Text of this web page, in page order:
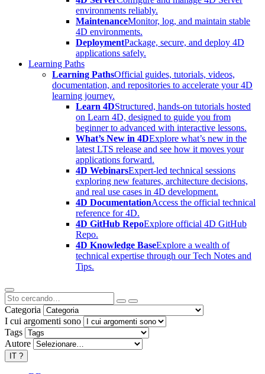
environments reliably.
MaintenanceMonitor, log, and maintain stable
4D environments.
DeploymentPackage, secure, and deploy 4D
applications safely.
Learning Paths
Learning PathsOfficial guides, tutorials, videos,
documentation, and repositories to accelerate your 4D
learning journey.
Learn 4DStructured, hands-on tutorials hosted
on Learn 4D, designed to guide you from
beginner to advanced with interactive lessons.
What’s New in 4DExplore what’s new in the
latest LTS release and see how it moves your
applications forward.
4D WebinarsExpert-led technical sessions
exploring new features, architecture decisions,
and real use cases in 4D development.
4D DocumentationAccess the official technical
reference for 4D.
4D GitHub RepoExplore official 4D GitHub
Repo.
4D Knowledge BaseExplore a wealth of
technical expertise through our Tech Notes and
Tips.
Categoria
I cui argomenti sono
Tags
Autore
IT ?